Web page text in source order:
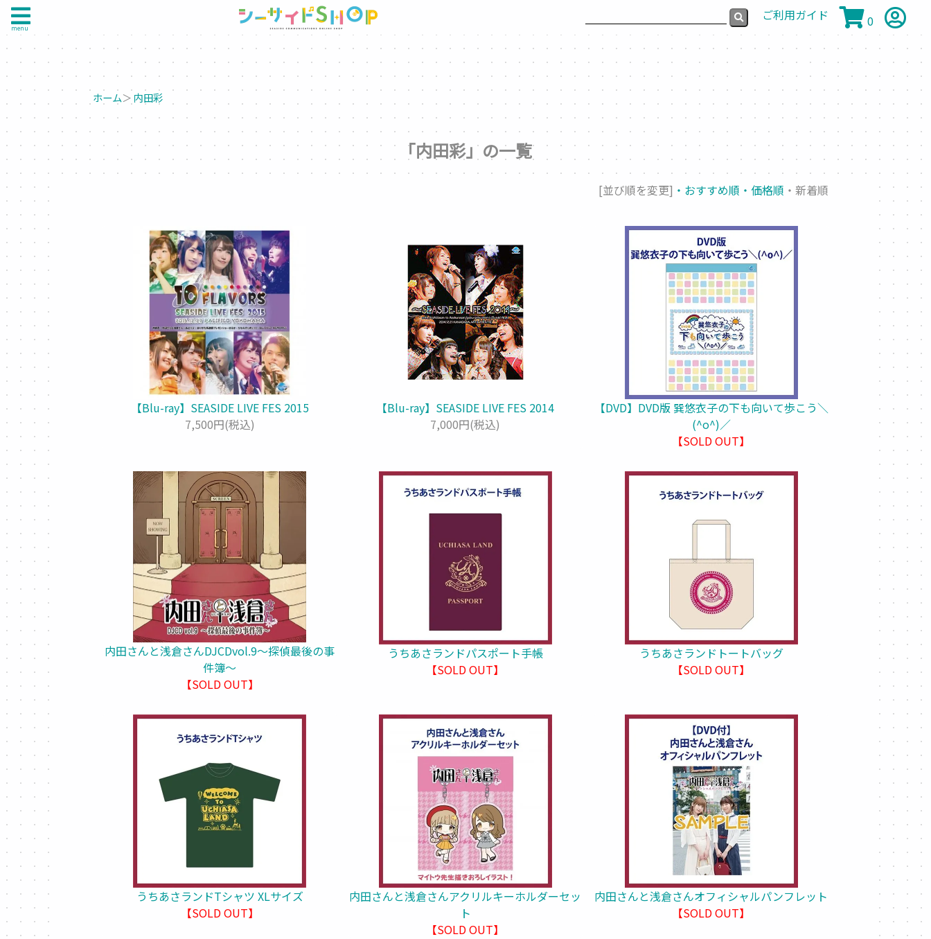
menu
ご利用ガイド 0
ホーム＞ 内田彩
「内田彩」の一覧
[並び順を変更] ・おすすめ順 ・価格順 ・新着順
【Blu-ray】SEASIDE LIVE FES 2015
7,500円(税込)
【Blu-ray】SEASIDE LIVE FES 2014
7,000円(税込)
【DVD】DVD版 巽悠衣子の下も向いて歩こう＼
(^o^)／
【SOLD OUT】
内田さんと浅倉さんDJCDvol.9～探偵最後の事
件簿～
【SOLD OUT】
うちあさランドパスポート手帳
【SOLD OUT】
うちあさランドトートバッグ
【SOLD OUT】
うちあさランドTシャツ XLサイズ
【SOLD OUT】
内田さんと浅倉さんアクリルキーホルダーセッ
ト
【SOLD OUT】
内田さんと浅倉さんオフィシャルパンフレット
【SOLD OUT】